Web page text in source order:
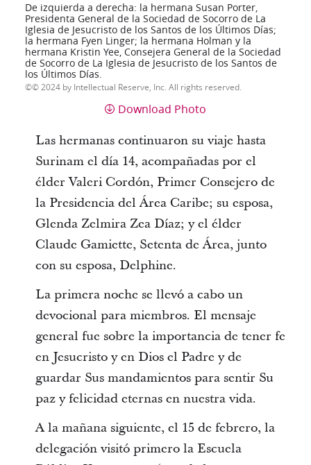
De izquierda a derecha: la hermana Susan Porter,
Presidenta General de la Sociedad de Socorro de La
Iglesia de Jesucristo de los Santos de los Últimos Días;
la hermana Fyen Linger; la hermana Holman y la
hermana Kristin Yee, Consejera General de la Sociedad
de Socorro de La Iglesia de Jesucristo de los Santos de
los Últimos Días.
© 2024 by Intellectual Reserve, Inc. All rights reserved.
Download Photo
Las hermanas continuaron su viaje hasta
Surinam el día 14, acompañadas por el
élder Valeri Cordón, Primer Consejero de
la Presidencia del Área Caribe; su esposa,
Glenda Zelmira Zea Díaz; y el élder
Claude Gamiette, Setenta de Área, junto
con su esposa, Delphine.
La primera noche se llevó a cabo un
devocional para miembros. El mensaje
general fue sobre la importancia de tener fe
en Jesucristo y en Dios el Padre y de
guardar Sus mandamientos para sentir Su
paz y felicidad eternas en nuestra vida.
A la mañana siguiente, el 15 de febrero, la
delegación visitó primero la Escuela